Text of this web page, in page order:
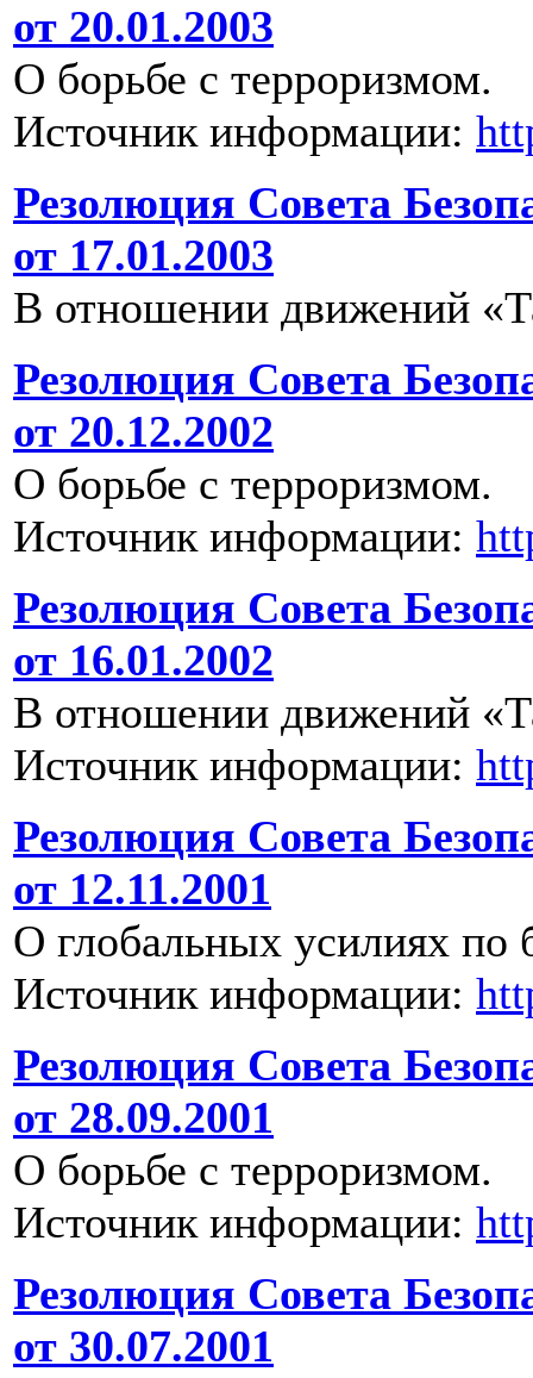
от 20.01.2003
О борьбе с терроризмом.
Источник информации:
Резолюция Совета
от 17.01.2003
В отношении движений
Резолюция Совета
от 20.12.2002
О борьбе с терроризмом.
Источник информации:
Резолюция Совета
от 16.01.2002
В отношении движений
Источник информации:
Резолюция Совета
от 12.11.2001
О глобальных усилиях по
Источник информации:
Резолюция Совета
от 28.09.2001
О борьбе с терроризмом.
Источник информации:
Резолюция Совета
от 30.07.2001